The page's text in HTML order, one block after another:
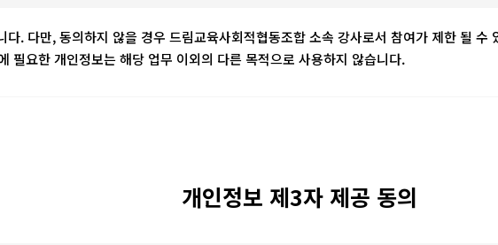
. 다만, 동의하지 않을 경우 드림교육사회적협동조합 소속 강사로서 참여가 제한 될 수
필요한 개인정보는 해당 업무 이외의 다른 목적으로 사용하지 않습니다.
개인정보 제3자 제공 동의